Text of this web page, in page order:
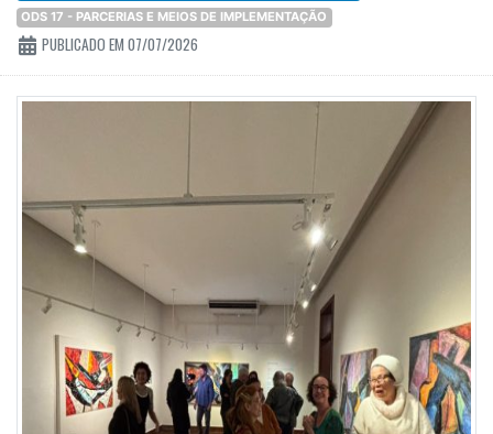
ODS 17 - PARCERIAS E MEIOS DE IMPLEMENTAÇÃO
PUBLICADO EM 07/07/2026